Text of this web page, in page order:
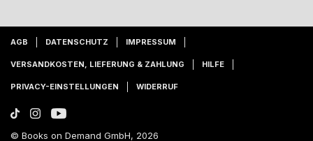
AGB DATENSCHUTZ IMPRESSUM
VERSANDKOSTEN, LIEFERUNG & ZAHLUNG HILFE
PRIVACY-EINSTELLUNGEN WIDERRUF
© Books on Demand GmbH, 2026